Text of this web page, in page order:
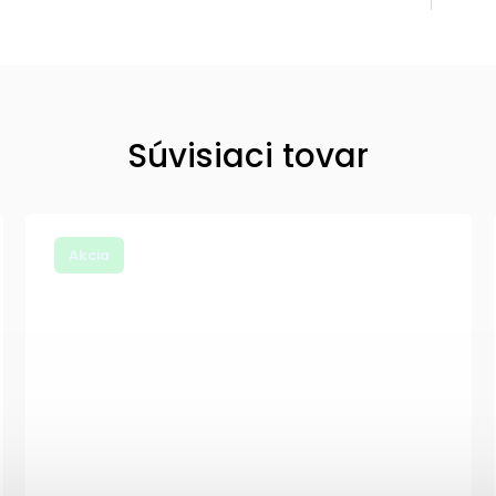
Súvisiaci tovar
Akcia